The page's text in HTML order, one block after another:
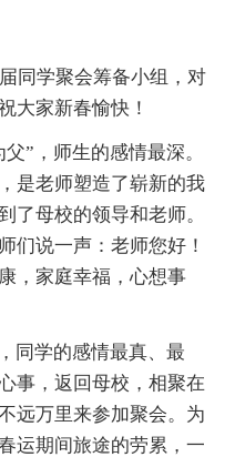
同学聚会筹备小组，对
大家新春愉快！
”，师生的感情最深。
是老师塑造了崭新的我
了母校的领导和老师。
们说一声：老师您好！
，家庭幸福，心想事
同学的感情最真、最
事，返回母校，相聚在
远万里来参加聚会。为
运期间旅途的劳累，一